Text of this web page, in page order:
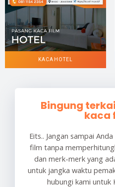
KACA HOTEL
Bingung
kaca
Eits.. Jangan sampai
film tanpa
dan merk-merk yang
untuk jangka waktu
hubungi kami untuk